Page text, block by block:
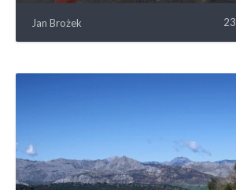
Jan Brożek